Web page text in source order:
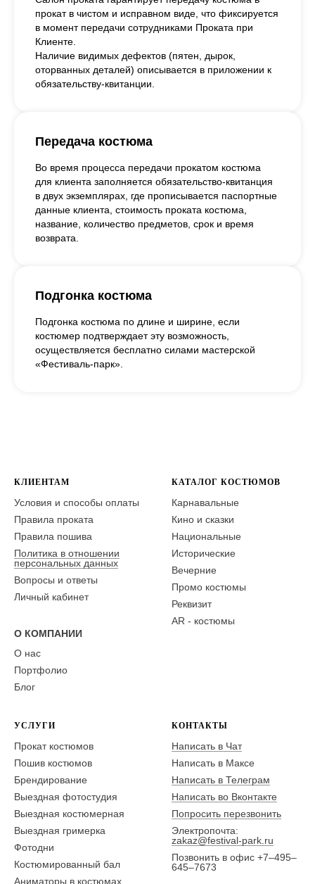
прокат в чистом и исправном виде, что фиксируется
в момент передачи сотрудниками Проката при
Клиенте.
Наличие видимых дефектов (пятен, дырок,
оторванных деталей) описывается в приложении к
обязательству-квитанции.
Передача костюма
Во время процесса передачи прокатом костюма
для клиента заполняется обязательство-квитанция
в двух экземплярах, где прописывается паспортные
данные клиента, стоимость проката костюма,
название, количество предметов, срок и время
возврата.
Подгонка костюма
Подгонка костюма по длине и ширине, если
костюмер подтверждает эту возможность,
осуществляется бесплатно силами мастерской
«Фестиваль-парк».
КЛИЕНТАМ
Условия и способы оплаты
Правила проката
Правила пошива
Политика в отношении
персональных данных
Вопросы и ответы
Личный кабинет
О КОМПАНИИ
О нас
Портфолио
Блог
КАТАЛОГ КОСТЮМОВ
Карнавальные
Кино и сказки
Национальные
Исторические
Вечерние
Промо костюмы
Реквизит
AR - костюмы
УСЛУГИ
Прокат костюмов
Пошив костюмов
Брендирование
Выездная фотостудия
Выездная костюмерная
Выездная гримерка
Фотодни
Костюмированный бал
Аниматоры в костюмах
КОНТАКТЫ
Написать в Чат
Написать в Максе
Написать в Телеграм
Написать во Вконтакте
Попросить перезвонить
Электропочта:
zakaz@festival-park.ru
Позвонить в офис +7–495–
645–7673